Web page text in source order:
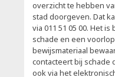
overzicht te hebben
stad doorgeven. Dat
via 011 51 05 00. Het
schade en een
bewijsmateriaal
contacteert bij schade
ook via het